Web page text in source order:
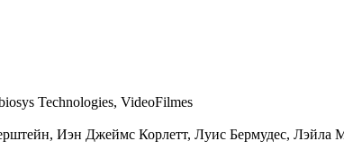
Technologies, VideoFilmes
Иэн Джеймс Корлетт, Луис Бермудес,